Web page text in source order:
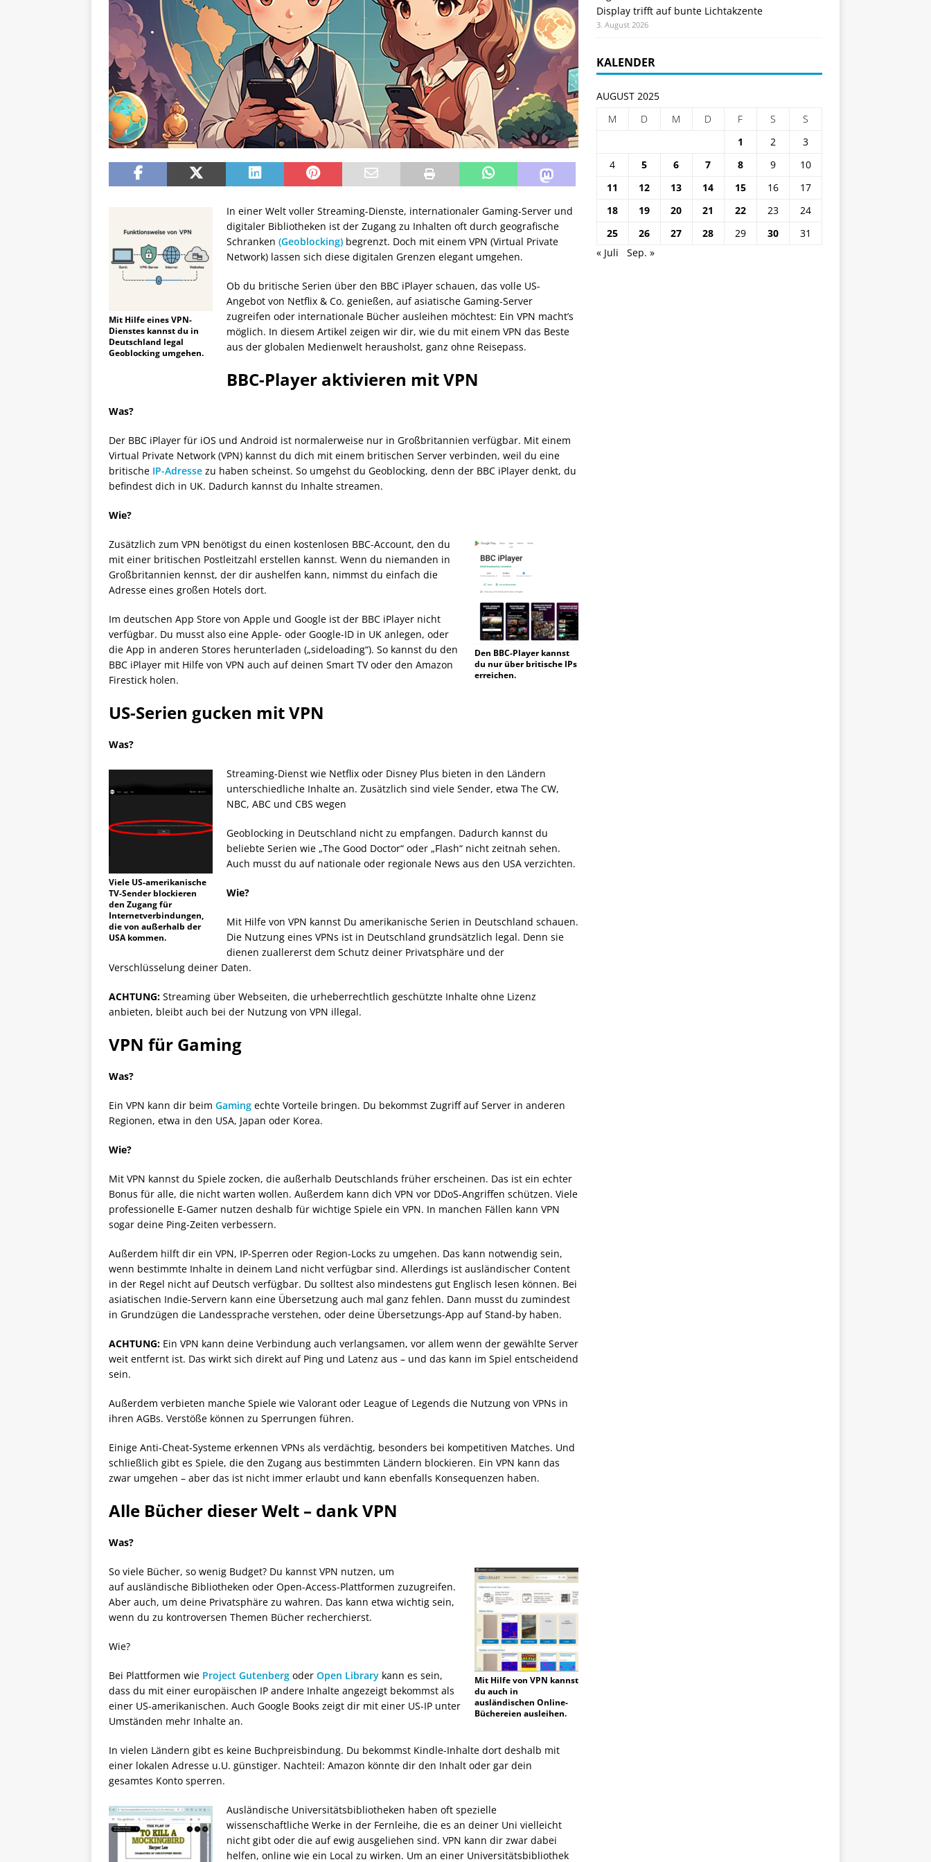
Mit Hilfe eines VPN-
Dienstes kannst du in
Deutschland legal
Geoblocking umgehen.
In einer Welt voller Streaming-Dienste, internationaler Gaming-Server und
digitaler Bibliotheken ist der Zugang zu Inhalten oft durch geografische
Schranken (Geoblocking) begrenzt. Doch mit einem VPN (Virtual Private
Network) lassen sich diese digitalen Grenzen elegant umgehen.
Ob du britische Serien über den BBC iPlayer schauen, das volle US-
Angebot von Netflix & Co. genießen, auf asiatische Gaming-Server
zugreifen oder internationale Bücher ausleihen möchtest: Ein VPN macht’s
möglich. In diesem Artikel zeigen wir dir, wie du mit einem VPN das Beste
aus der globalen Medienwelt herausholst, ganz ohne Reisepass.
BBC-Player aktivieren mit VPN
Was?
Der BBC iPlayer für iOS und Android ist normalerweise nur in Großbritannien verfügbar. Mit einem
Virtual Private Network (VPN) kannst du dich mit einem britischen Server verbinden, weil du eine
britische IP-Adresse zu haben scheinst. So umgehst du Geoblocking, denn der BBC iPlayer denkt, du
befindest dich in UK. Dadurch kannst du Inhalte streamen.
Wie?
Den BBC-Player kannst
du nur über britische IPs
erreichen.
Zusätzlich zum VPN benötigst du einen kostenlosen BBC-Account, den du
mit einer britischen Postleitzahl erstellen kannst. Wenn du niemanden in
Großbritannien kennst, der dir aushelfen kann, nimmst du einfach die
Adresse eines großen Hotels dort.
Im deutschen App Store von Apple und Google ist der BBC iPlayer nicht
verfügbar. Du musst also eine Apple- oder Google-ID in UK anlegen, oder
die App in anderen Stores herunterladen („sideloading“). So kannst du den
BBC iPlayer mit Hilfe von VPN auch auf deinen Smart TV oder den Amazon
Firestick holen.
US-Serien gucken mit VPN
Was?
Viele US-amerikanische
TV-Sender blockieren
den Zugang für
Internetverbindungen,
die von außerhalb der
USA kommen.
Streaming-Dienst wie Netflix oder Disney Plus bieten in den Ländern
unterschiedliche Inhalte an. Zusätzlich sind viele Sender, etwa The CW,
NBC, ABC und CBS wegen
Geoblocking in Deutschland nicht zu empfangen. Dadurch kannst du
beliebte Serien wie „The Good Doctor“ oder „Flash“ nicht zeitnah sehen.
Auch musst du auf nationale oder regionale News aus den USA verzichten.
Wie?
Mit Hilfe von VPN kannst Du amerikanische Serien in Deutschland schauen.
Die Nutzung eines VPNs ist in Deutschland grundsätzlich legal. Denn sie
dienen zuallererst dem Schutz deiner Privatsphäre und der
Verschlüsselung deiner Daten.
ACHTUNG: Streaming über Webseiten, die urheberrechtlich geschützte Inhalte ohne Lizenz
anbieten, bleibt auch bei der Nutzung von VPN illegal.
VPN für Gaming
Was?
Ein VPN kann dir beim Gaming echte Vorteile bringen. Du bekommst Zugriff auf Server in anderen
Regionen, etwa in den USA, Japan oder Korea.
Wie?
Mit VPN kannst du Spiele zocken, die außerhalb Deutschlands früher erscheinen. Das ist ein echter
Bonus für alle, die nicht warten wollen. Außerdem kann dich VPN vor DDoS-Angriffen schützen. Viele
professionelle E-Gamer nutzen deshalb für wichtige Spiele ein VPN. In manchen Fällen kann VPN
sogar deine Ping-Zeiten verbessern.
Außerdem hilft dir ein VPN, IP-Sperren oder Region-Locks zu umgehen. Das kann notwendig sein,
wenn bestimmte Inhalte in deinem Land nicht verfügbar sind. Allerdings ist ausländischer Content
in der Regel nicht auf Deutsch verfügbar. Du solltest also mindestens gut Englisch lesen können. Bei
asiatischen Indie-Servern kann eine Übersetzung auch mal ganz fehlen. Dann musst du zumindest
in Grundzügen die Landessprache verstehen, oder deine Übersetzungs-App auf Stand-by haben.
ACHTUNG: Ein VPN kann deine Verbindung auch verlangsamen, vor allem wenn der gewählte Server
weit entfernt ist. Das wirkt sich direkt auf Ping und Latenz aus – und das kann im Spiel entscheidend
sein.
Außerdem verbieten manche Spiele wie Valorant oder League of Legends die Nutzung von VPNs in
ihren AGBs. Verstöße können zu Sperrungen führen.
Einige Anti-Cheat-Systeme erkennen VPNs als verdächtig, besonders bei kompetitiven Matches. Und
schließlich gibt es Spiele, die den Zugang aus bestimmten Ländern blockieren. Ein VPN kann das
zwar umgehen – aber das ist nicht immer erlaubt und kann ebenfalls Konsequenzen haben.
Alle Bücher dieser Welt – dank VPN
Was?
Mit Hilfe von VPN kannst
du auch in
ausländischen Online-
Büchereien ausleihen.
So viele Bücher, so wenig Budget? Du kannst VPN nutzen, um
auf ausländische Bibliotheken oder Open-Access-Plattformen zuzugreifen.
Aber auch, um deine Privatsphäre zu wahren. Das kann etwa wichtig sein,
wenn du zu kontroversen Themen Bücher recherchierst.
Wie?
Bei Plattformen wie Project Gutenberg oder Open Library kann es sein,
dass du mit einer europäischen IP andere Inhalte angezeigt bekommst als
einer US-amerikanischen. Auch Google Books zeigt dir mit einer US-IP unter
Umständen mehr Inhalte an.
In vielen Ländern gibt es keine Buchpreisbindung. Du bekommst Kindle-Inhalte dort deshalb mit
einer lokalen Adresse u.U. günstiger. Nachteil: Amazon könnte dir den Inhalt oder gar dein
gesamtes Konto sperren.
Ausländische Universitätsbibliotheken haben oft spezielle
wissenschaftliche Werke in der Fernleihe, die es an deiner Uni vielleicht
nicht gibt oder die auf ewig ausgeliehen sind. VPN kann dir zwar dabei
helfen, online wie ein Local zu wirken. Um an einer Universitätsbibliothek
Display trifft auf bunte Lichtakzente
3. August 2026
KALENDER
AUGUST 2025
M
D M D F S
S
1
2
3
4
5 6 7 8 9
10
11
12 13 14 15 16
17
18
19 20 21 22 23
24
25
26 27 28 29 30
31
« Juli
Sep. »